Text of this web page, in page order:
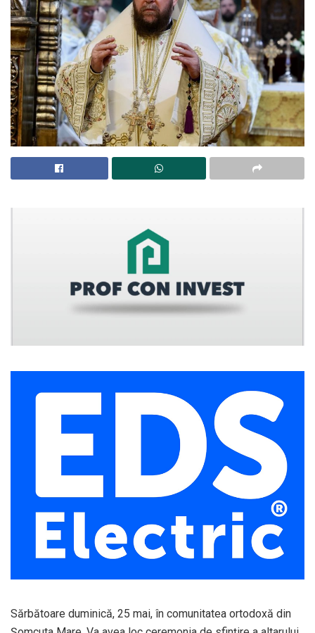
Sărbătoare duminică, 25 mai, în comunitatea ortodoxă din